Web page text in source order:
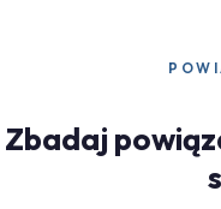
Zbadaj